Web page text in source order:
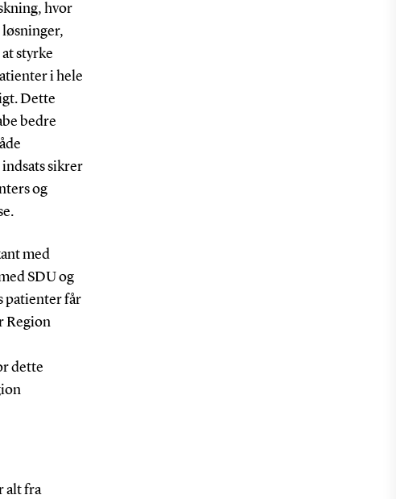
hvor
styrke
i hele
Dette
bedre
sikrer
og
med
SDU og
patienter får
Region
dette
alt fra